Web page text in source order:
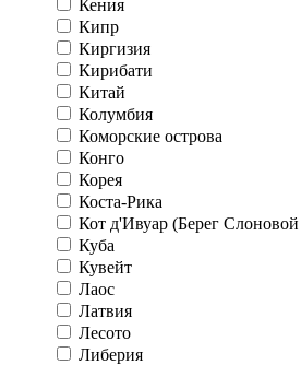
Кения
Кипр
Киргизия
Кирибати
Китай
Колумбия
Коморские острова
Конго
Корея
Коста-Рика
Кот д'Ивуар (Берег
Куба
Кувейт
Лаос
Латвия
Лесото
Либерия